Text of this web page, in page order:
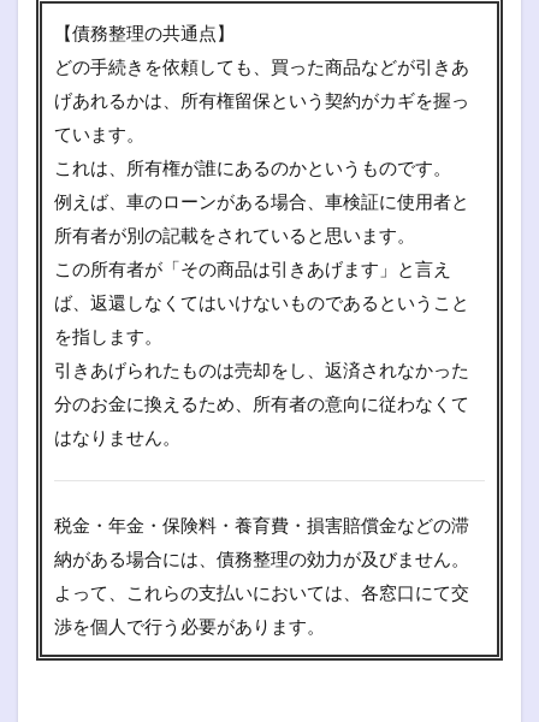
【債務整理の共通点】
どの手続きを依頼しても、買った商品などが引きあ
げあれるかは、所有権留保という契約がカギを握っ
ています。
これは、所有権が誰にあるのかというものです。
例えば、車のローンがある場合、車検証に使用者と
所有者が別の記載をされていると思います。
この所有者が「その商品は引きあげます」と言え
ば、返還しなくてはいけないものであるということ
を指します。
引きあげられたものは売却をし、返済されなかった
分のお金に換えるため、所有者の意向に従わなくて
はなりません。
税金・年金・保険料・養育費・損害賠償金などの滞
納がある場合には、債務整理の効力が及びません。
よって、これらの支払いにおいては、各窓口にて交
渉を個人で行う必要があります。